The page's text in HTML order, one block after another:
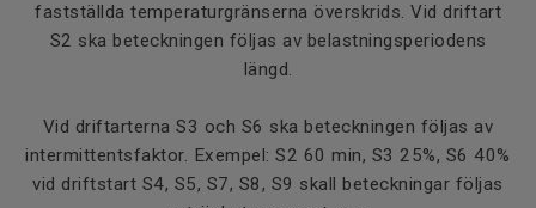
fastställda temperaturgränserna överskrids. Vid driftart
S2 ska beteckningen följas av belastningsperiodens
längd.
Vid driftarterna S3 och S6 ska beteckningen följas av
intermittentsfaktor. Exempel: S2 60 min, S3 25%, S6 40%
vid driftstart S4, S5, S7, S8, S9 skall beteckningar följas